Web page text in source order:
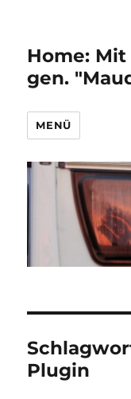
Home:
gen.
MENÜ
Plugin